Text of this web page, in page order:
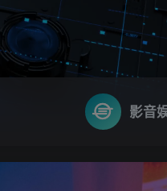
影音